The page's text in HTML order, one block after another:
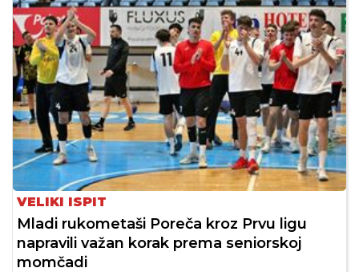
VELIKI ISPIT
Mladi rukometaši Poreča kroz Prvu ligu
napravili važan korak prema seniorskoj
momčadi